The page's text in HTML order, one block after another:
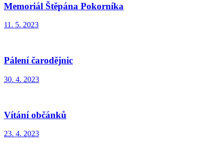
Memoriál Štěpána Pokorníka
11. 5. 2023
Pálení čarodějnic
30. 4. 2023
Vítání občánků
23. 4. 2023